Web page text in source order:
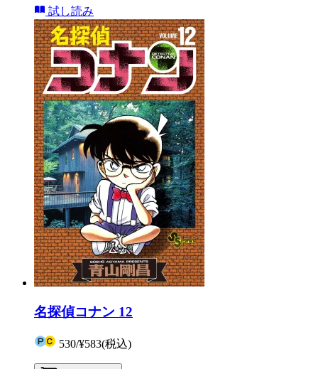
試し読み
名探偵コナン 12
530/¥583(税込)